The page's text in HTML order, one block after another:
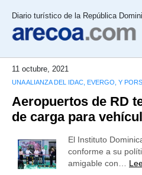
Diario turístico de la República
11 octubre, 2021
UNA ALIANZA DEL IDAC, EVERGO, Y
Aeropuertos de RD
de carga para
El Instituto
conforme a su
amigable con…